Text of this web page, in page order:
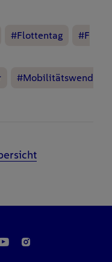
#Flottentag
#F
#Mobilitätswend